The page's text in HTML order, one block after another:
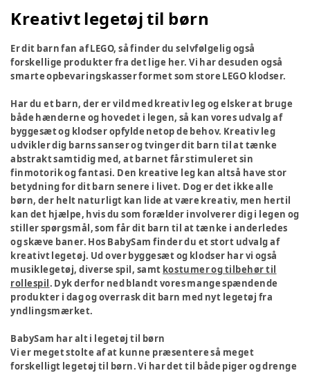
Kreativt legetøj til børn
Er dit barn fan af LEGO, så finder du selvfølgelig også
forskellige produkter fra det lige her. Vi har desuden også
smarte opbevaringskasser formet som store LEGO klodser.
Har du et barn, der er vild med kreativ leg og elsker at bruge
både hænderne og hovedet i legen, så kan vores udvalg af
byggesæt og klodser opfylde netop de behov. Kreativ leg
udvikler dig barns sanser og tvinger dit barn til at tænke
abstrakt samtidig med, at barnet får stimuleret sin
finmotorik og fantasi. Den kreative leg kan altså have stor
betydning for dit barn senere i livet. Dog er det ikke alle
børn, der helt naturligt kan lide at være kreativ, men hertil
kan det hjælpe, hvis du som forælder involverer dig i legen og
stiller spørgsmål, som får dit barn til at tænke i anderledes
og skæve baner. Hos BabySam finder du et stort udvalg af
kreativt legetøj. Ud over byggesæt og klodser har vi også
musiklegetøj, diverse spil, samt kostumer og tilbehør til
rollespil. Dyk derfor ned blandt vores mange spændende
produkter i dag og overrask dit barn med nyt legetøj fra
yndlingsmærket.
BabySam har alt i legetøj til børn
Vi er meget stolte af at kunne præsentere så meget
forskelligt legetøj til børn. Vi har det til både piger og drenge